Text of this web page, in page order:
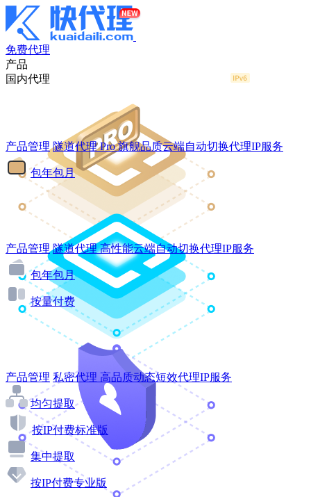
免费代理
产品
国内代理
产品管理 隧道代理Pro 旗舰品质云端自动切换代理IP服务
包年包月
产品管理 隧道代理 高性能云端自动切换代理IP服务
包年包月
按量付费
产品管理 私密代理 高品质动态短效代理IP服务
均匀提取
按IP付费标准版
集中提取
按IP付费专业版